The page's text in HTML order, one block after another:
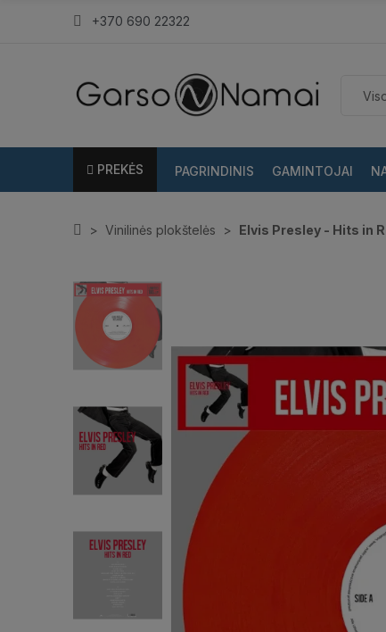
+370 690 22322
PREKĖS PAGRINDINIS GAMINTOJAI
Vinilinės plokštelės Elvis Presley - Hits in